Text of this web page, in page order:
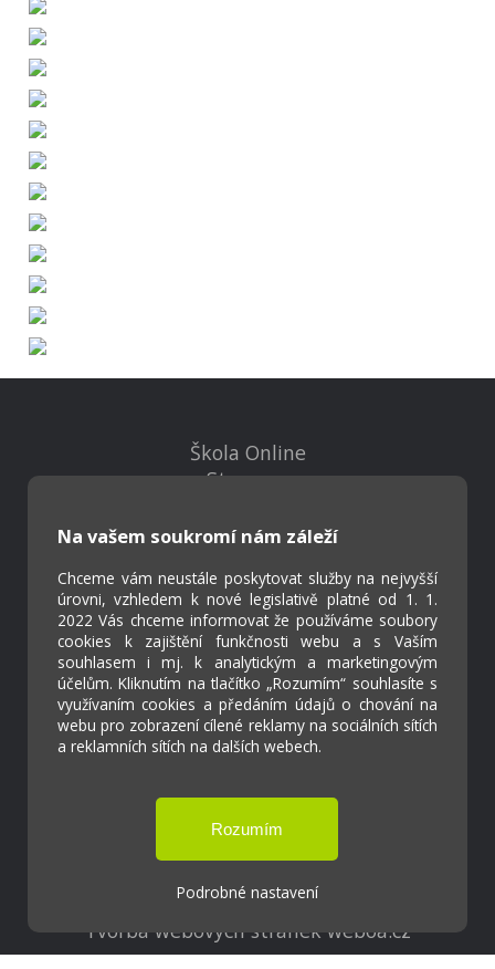
Na vašem soukromí nám záleží
Chceme vám neustále poskytovat služby na nejvyšší
úrovni, vzhledem k nové legislativě platné od 1. 1.
2022 Vás chceme informovat že používáme soubory
cookies k zajištění funkčnosti webu a s Vaším
souhlasem i mj. k analytickým a marketingovým
účelům. Kliknutím na tlačítko „Rozumím“ souhlasíte s
využívaním cookies a předáním údajů o chování na
webu pro zobrazení cílené reklamy na sociálních sítích
a reklamních sítích na dalších webech.
Podrobné nastavení
Škola Online
Strava.cz
Kontakty
Projekty
Virtuální prohlídka
Cookies
Přístupnost
Přihlášení
Základní škola a Mateřská škola Ostrožská
Tvorba webových stránek weboa.cz